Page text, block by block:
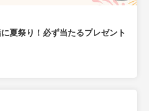
夏祭り！必ず当たるプレゼント